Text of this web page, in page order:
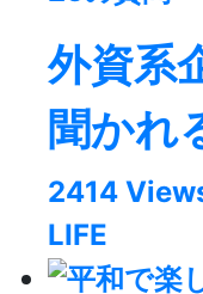
外資系
聞かれ
2414
LIFE